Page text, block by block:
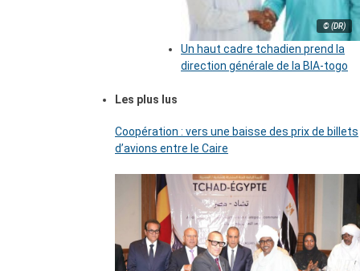
© (DR)
Un haut cadre tchadien prend la
direction générale de la BIA-togo
Les plus lus
Coopération : vers une baisse des prix de billets
d’avions entre le Caire